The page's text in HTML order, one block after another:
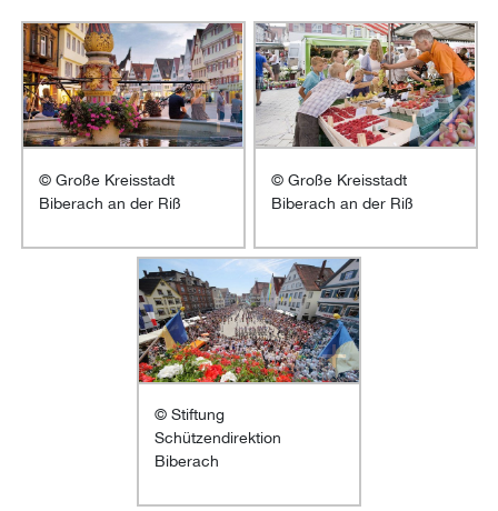
+
© Große Kreisstadt
Biberach an der Riß
+
© Große Kreisstadt
Biberach an der Riß
+
© Stiftung
Schützendirektion
Biberach